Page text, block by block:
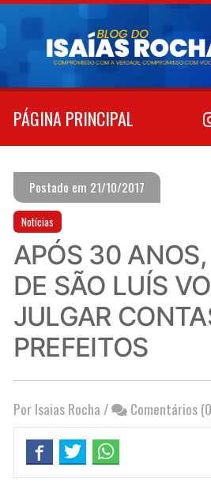
Pular
conteúdo
PÁGINA PRINCIPAL
Postado em 21/10/2017
Notícias
APÓS 30
DE SÃO LUÍS
JULGAR
PREFEITOS
Por Isaias Rocha / Comentários